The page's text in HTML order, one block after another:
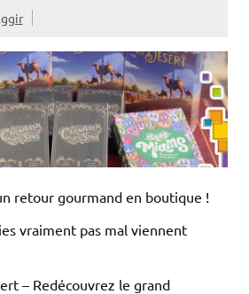
retour gourmand en boutique !
vraiment pas mal viennent
– Redécouvrez le grand